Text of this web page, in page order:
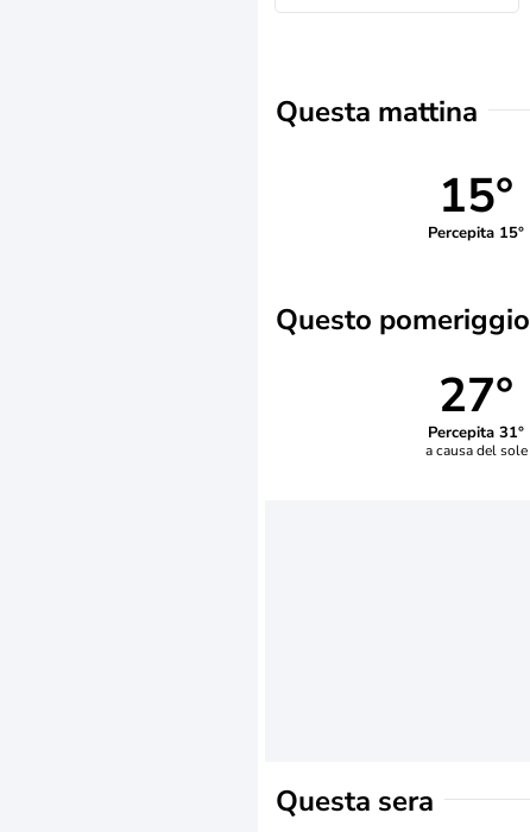
Questa mattina
15°
Percepita 15°
Questo pomeriggio
27°
Percepita 31°
a causa del sole
Questa sera